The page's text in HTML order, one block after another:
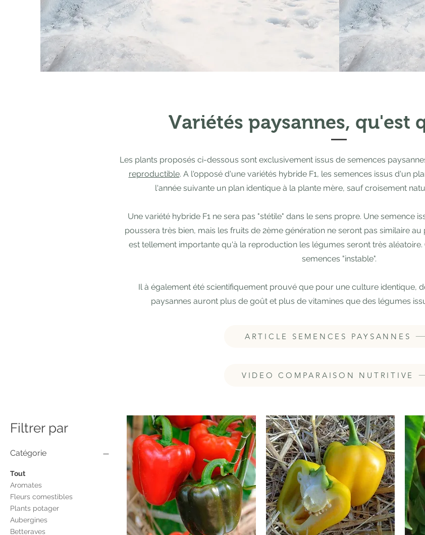
Variétés paysannes, qu'est
Les plants proposés ci-dessous sont exclusivement issus de semences
reproductible. A l'opposé d'une variétés hybride F1, les semences issus d'un
l'année suivante un plan identique à la plante mère, sauf croisement
Une variété hybride F1 ne sera pas "stétile" dans le sens propre. Une semence
poussera très bien, mais les fruits de 2ème génération ne seront pas similaire
est tellement importante qu'à la reproduction les légumes seront très
semences "instable".
Il à également été scientifiquement prouvé que pour une culture identique,
paysannes auront plus de goût et plus de vitamines que des légumes
ARTICLE SEMENCES PAYSANNES
VIDEO COMPARAISON NUTRITIVE
Filtrer par
Catégorie
Tout
Aromates
Fleurs comestibles
Plants potager
Aubergines
Betteraves